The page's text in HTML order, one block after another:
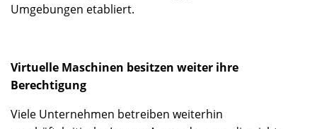
Umgebungen etabliert.
Virtuelle Maschinen besitzen weiter ihre
Berechtigung
Viele Unternehmen betreiben weiterhin